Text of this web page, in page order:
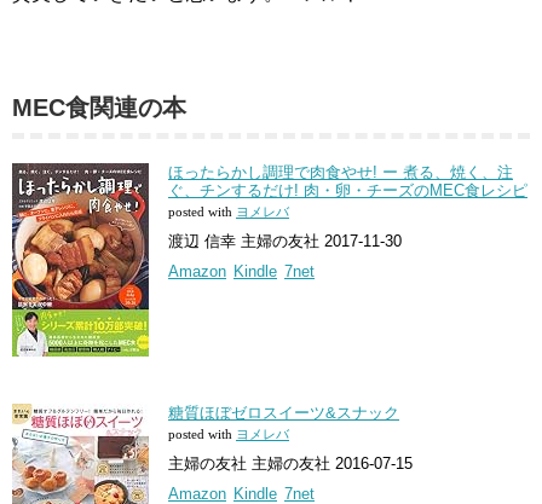
MEC食関連の本
ほったらかし調理で肉食やせ! ー 煮る、焼く、注
ぐ、チンするだけ! 肉・卵・チーズのMEC食レシピ
posted with ヨメレバ
渡辺 信幸 主婦の友社 2017-11-30
Amazon Kindle 7net
糖質ほぼゼロスイーツ&スナック
posted with ヨメレバ
主婦の友社 主婦の友社 2016-07-15
Amazon Kindle 7net